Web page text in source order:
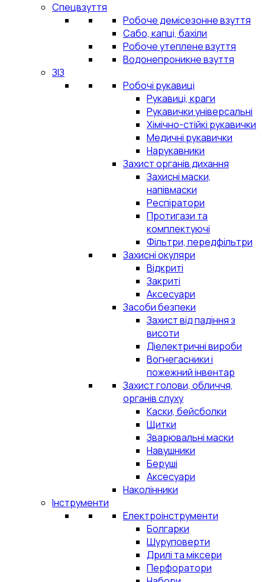
Спецвзуття
Робоче демісезонне взуття
Сабо, капці, бахіли
Робоче утеплене взуття
Водонепроникне взуття
ЗІЗ
Робочі рукавиці
Рукавиці, краги
Рукавички універсальні
Хімічно-стійкі рукавички
Медичні рукавички
Нарукавники
Захист органів дихання
Захисні маски,
напівмаски
Респіратори
Протигази та
комплектуючі
Фільтри, передфільтри
Захисні окуляри
Відкриті
Закриті
Аксесуари
Засоби безпеки
Захист від падіння з
висоти
Діелектричні вироби
Вогнегасники і
пожежний інвентар
Захист голови, обличчя,
органів слуху
Каски, бейсболки
Щитки
Зварювальні маски
Навушники
Беруші
Аксесуари
Наколінники
Інструменти
Електроінструменти
Болгарки
Шуруповерти
Дрилі та міксери
Перфоратори